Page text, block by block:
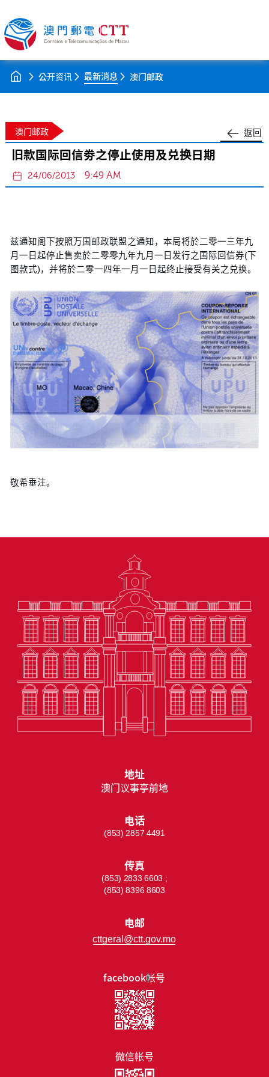
公开资讯 最新消息 澳门邮政
返回
澳门邮政
旧款国际回信劵之停止使用及兑换日期
24/06/2013 9:49 AM
兹通知阁下按照万国邮政联盟之通知，本局将於二零一三年九
月一日起停止售卖於二零零九年九月一日发行之国际回信券(下
图款式)，并将於二零一四年一月一日起终止接受有关之兑换。
敬希垂注。
facebook帐号
微信帐号
地址
澳门议事亭前地
电话
(853) 2857 4491
传真
(853) 2833 6603 ;
(853) 8396 8603
电邮
cttgeral@ctt.gov.mo